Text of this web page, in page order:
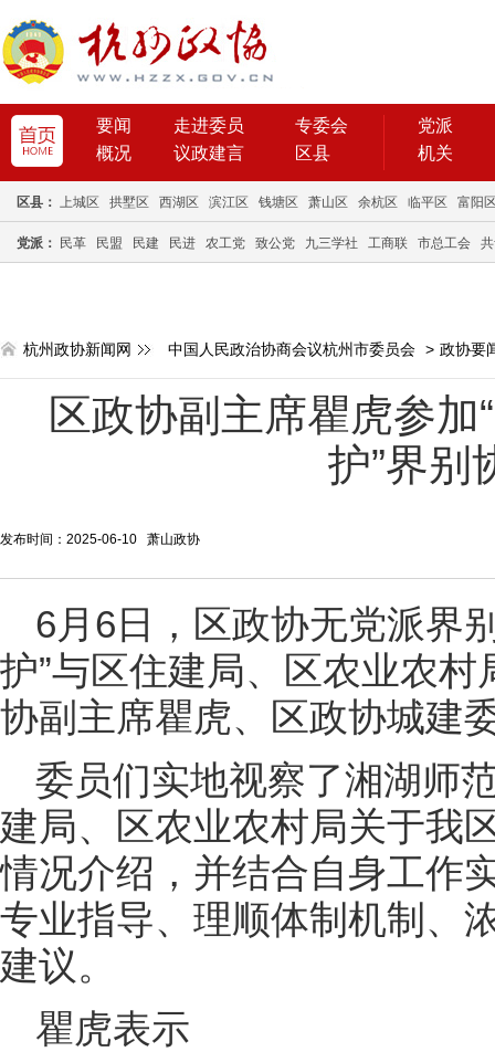
要闻 走进委员
专委会
概况
议政建言 区县
党派
机关
区县： 上城区 拱墅区 西湖区 滨江区 钱塘区 萧山区 余杭区 临平区 富阳
党派： 民革 民盟 民建 民进 农工党 致公党 九三学社 工商联 市总工会
杭州政协新闻网 中国人民政治协商会议杭州市委员会 > 政协要
区政协副主席瞿虎参
护”界别
发布时间：2025-06-10 萧山政协
6月6日，区政协无党派界
护”与区住建局、区农业农
协副主席瞿虎、区政协城建
委员们实地视察了湘湖师
建局、区农业农村局关于我
情况介绍，并结合自身工作
专业指导、理顺体制机制、
建议。
瞿虎表示